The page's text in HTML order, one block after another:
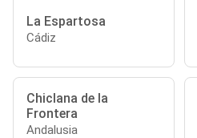
La Espartosa
Cádiz
Chiclana de la
Frontera
Andalusia